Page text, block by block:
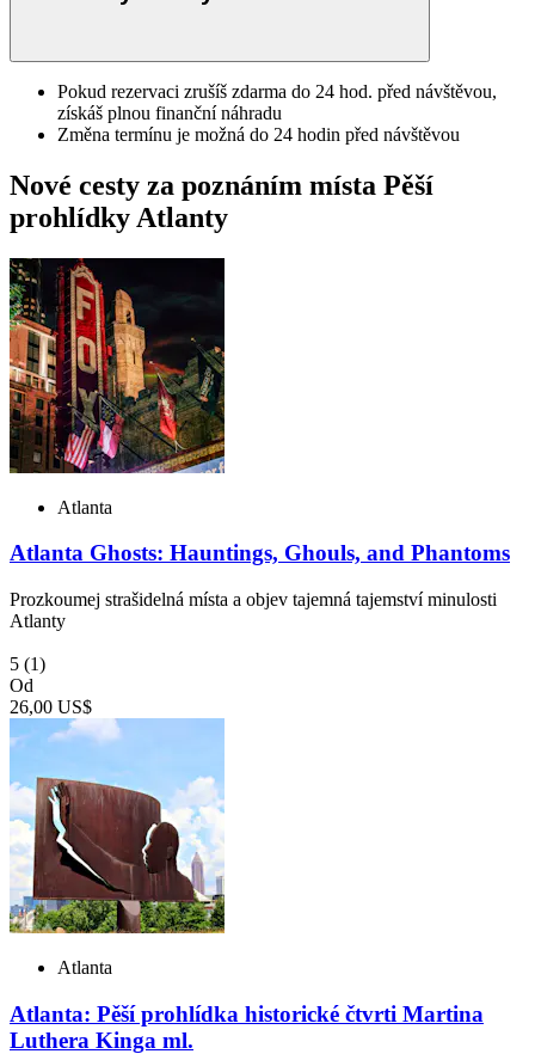
Pokud rezervaci zrušíš zdarma do 24 hod. před návštěvou,
získáš plnou finanční náhradu
Změna termínu je možná do 24 hodin před návštěvou
Nové cesty za poznáním místa Pěší
prohlídky Atlanty
Atlanta
Atlanta Ghosts: Hauntings, Ghouls, and Phantoms
Prozkoumej strašidelná místa a objev tajemná tajemství minulosti
Atlanty
5 (1)
Od
26,00 US$
Atlanta
Atlanta: Pěší prohlídka historické čtvrti Martina
Luthera Kinga ml.